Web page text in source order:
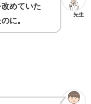
先生
めていた
に。